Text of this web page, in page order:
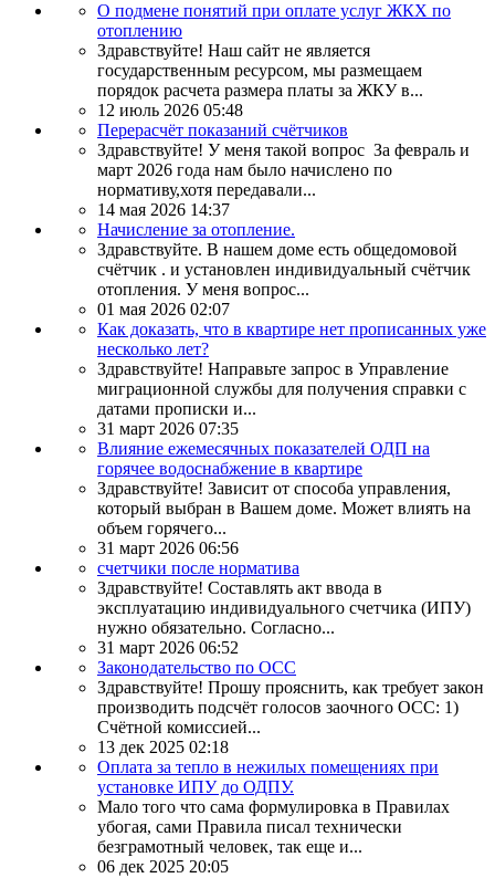
О подмене понятий при оплате услуг ЖКХ по
отоплению
Здравствуйте! Наш сайт не является
государственным ресурсом, мы размещаем
порядок расчета размера платы за ЖКУ в...
12 июль 2026 05:48
Перерасчёт показаний счётчиков
Здравствуйте! У меня такой вопрос За февраль и
март 2026 года нам было начислено по
нормативу,хотя передавали...
14 мая 2026 14:37
Начисление за отопление.
Здравствуйте. В нашем доме есть общедомовой
счётчик . и установлен индивидуальный счётчик
отопления. У меня вопрос...
01 мая 2026 02:07
Как доказать, что в квартире нет прописанных уже
несколько лет?
Здравствуйте! Направьте запрос в Управление
миграционной службы для получения справки с
датами прописки и...
31 март 2026 07:35
Влияние ежемесячных показателей ОДП на
горячее водоснабжение в квартире
Здравствуйте! Зависит от способа управления,
который выбран в Вашем доме. Может влиять на
объем горячего...
31 март 2026 06:56
счетчики после норматива
Здравствуйте! Составлять акт ввода в
эксплуатацию индивидуального счетчика (ИПУ)
нужно обязательно. Согласно...
31 март 2026 06:52
Законодательство по ОСС
Здравствуйте! Прошу прояснить, как требует закон
производить подсчёт голосов заочного ОСС: 1)
Счётной комиссией...
13 дек 2025 02:18
Оплата за тепло в нежилых помещениях при
установке ИПУ до ОДПУ.
Мало того что сама формулировка в Правилах
убогая, сами Правила писал технически
безграмотный человек, так еще и...
06 дек 2025 20:05